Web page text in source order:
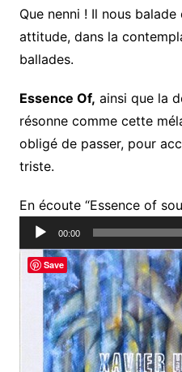
Que nenni ! Il nous
attitude, dans la
ballades.
Essence Of, ainsi que la
résonne comme cette
obligé de passer, pour
triste.
En écoute “Essence of
00:00
Save